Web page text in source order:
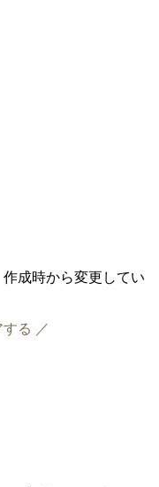
成時から変更してい
る ／